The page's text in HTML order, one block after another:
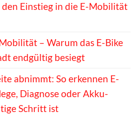
Einstieg in die E-Mobilität
– Warum das E-Bike
endgültig besiegt
abnimmt: So erkennen E-
Diagnose oder Akku-
Schritt ist